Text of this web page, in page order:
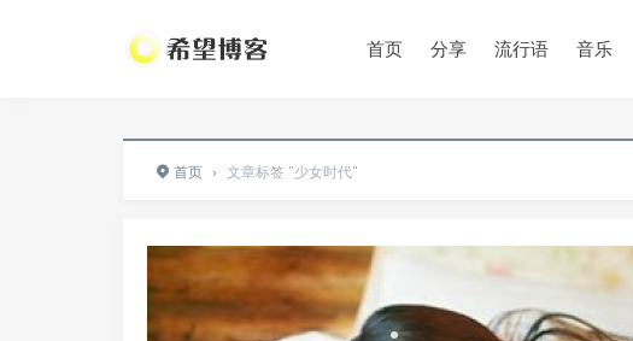
首页 分享 流行语 音乐
首页 › 文章标签 "少女时代"